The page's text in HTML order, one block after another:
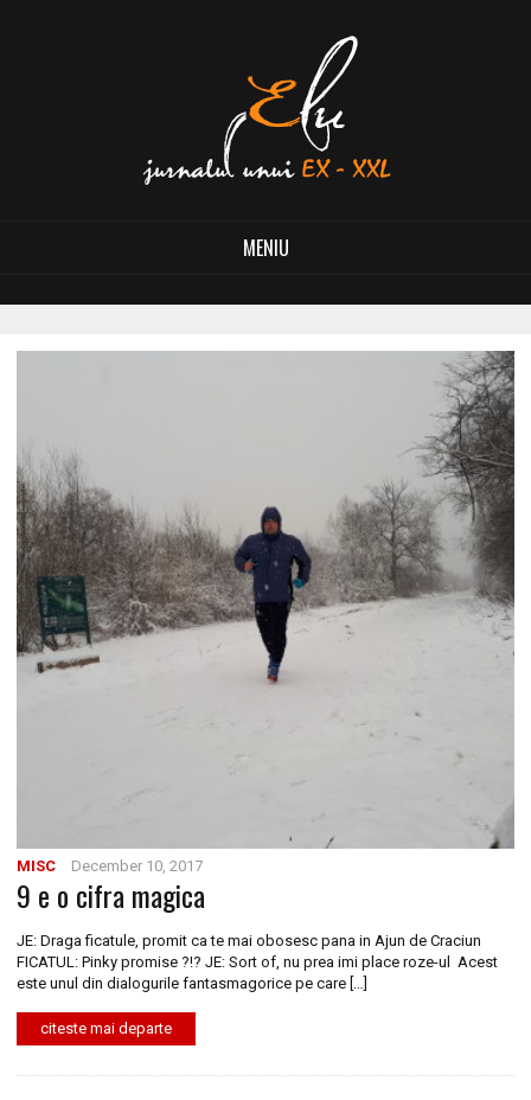
MENIU
MISC December 10, 2017
9 e o cifra magica
JE: Draga ficatule, promit ca te mai obosesc pana in Ajun de Craciun
FICATUL: Pinky promise ?!? JE: Sort of, nu prea imi place roze-ul Acest
este unul din dialogurile fantasmagorice pe care […]
citeste mai departe